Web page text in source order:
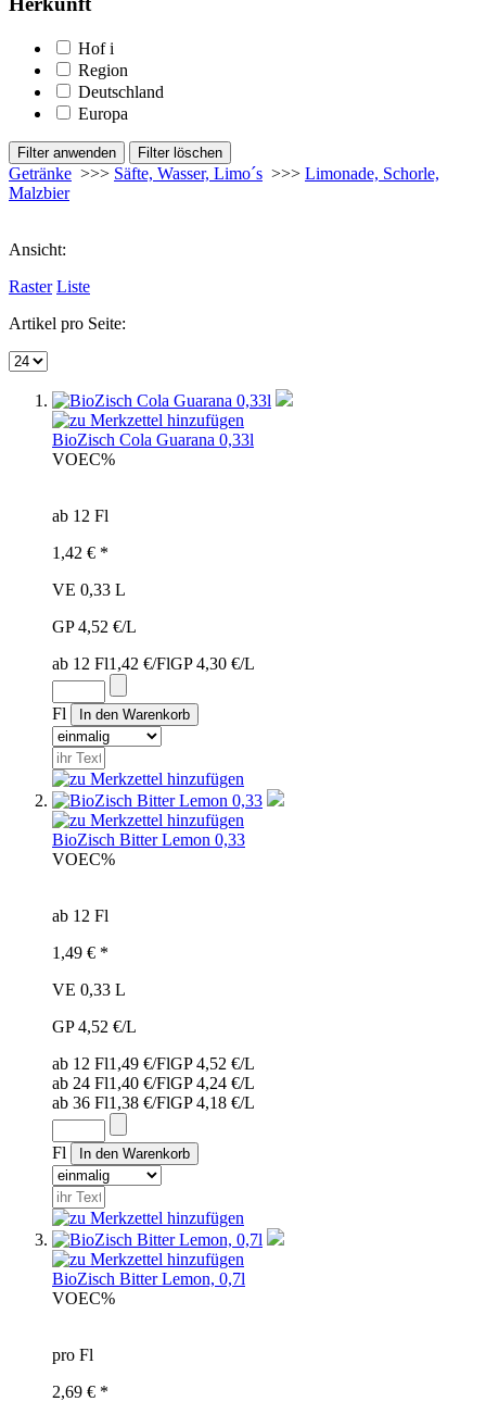
Hof i
Region
Deutschland
Europa
Getränke >>> Säfte, Wasser, Limo´s >>> Limonade, Schorle,
Malzbier
Ansicht:
Raster Liste
Artikel pro Seite:
BioZisch Cola Guarana 0,33l
VOEC%
ab 12 Fl
1,42 € *
VE 0,33 L
GP 4,52 €/L
ab 12 Fl1,42 €/FlGP 4,30 €/L
Fl
BioZisch Bitter Lemon 0,33
VOEC%
ab 12 Fl
1,49 € *
VE 0,33 L
GP 4,52 €/L
ab 12 Fl1,49 €/FlGP 4,52 €/L
ab 24 Fl1,40 €/FlGP 4,24 €/L
ab 36 Fl1,38 €/FlGP 4,18 €/L
Fl
BioZisch Bitter Lemon, 0,7l
VOEC%
pro Fl
2,69 € *